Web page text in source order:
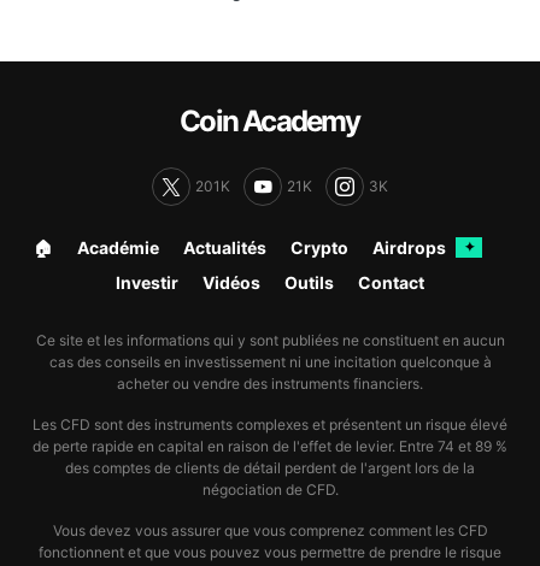
Coin Academy
201K 21K 3K
🏠︎ Académie Actualités Crypto Airdrops ✦
Investir Vidéos Outils Contact
Ce site et les informations qui y sont publiées ne constituent en aucun
cas des conseils en investissement ni une incitation quelconque à
acheter ou vendre des instruments financiers.
Les CFD sont des instruments complexes et présentent un risque élevé
de perte rapide en capital en raison de l'effet de levier. Entre 74 et 89 %
des comptes de clients de détail perdent de l'argent lors de la
négociation de CFD.
Vous devez vous assurer que vous comprenez comment les CFD
fonctionnent et que vous pouvez vous permettre de prendre le risque